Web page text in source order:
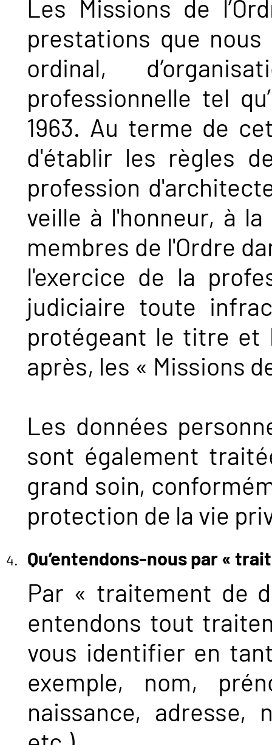
Les Missions de
prestations que nous
ordinal,
professionnelle tel
1963. Au terme de
d'établir les règles
profession
veille à l'honneur, à
membres de l'Ordre
l'exercice de la
judiciaire toute
protégeant le titre et
après, les « Missions
Les données
sont également
grand soin,
protection de la vie
Qu’entendons-nous par «
Par « traitement de
entendons tout
vous identifier en
exemple, nom,
naissance, adresse,